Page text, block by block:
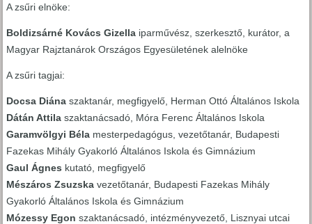
A zsűri elnöke:
Boldizsárné Kovács Gizella iparművész, szerkesztő, kurátor, a
Magyar Rajztanárok Országos Egyesületének alelnöke
A zsűri tagjai:
Docsa Diána szaktanár, megfigyelő, Herman Ottó Általános Iskola
Dátán Attila szaktanácsadó, Móra Ferenc Általános Iskola
Garamvölgyi Béla mesterpedagógus, vezetőtanár, Budapesti
Fazekas Mihály Gyakorló Általános Iskola és Gimnázium
Gaul Ágnes kutató, megfigyelő
Mészáros Zsuzska vezetőtanár, Budapesti Fazekas Mihály
Gyakorló Általános Iskola és Gimnázium
Mózessy Egon szaktanácsadó, intézményvezető, Lisznyai utcai